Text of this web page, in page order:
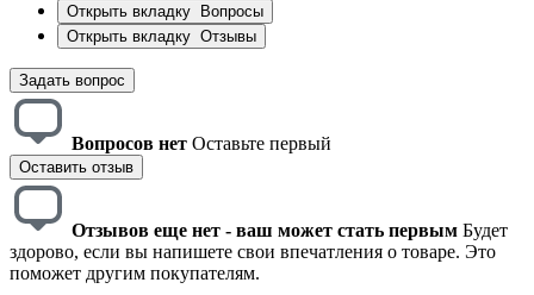
Открыть вкладку Вопросы
Открыть вкладку Отзывы
Задать вопрос
Вопросов нет Оставьте первый
Оставить отзыв
Отзывов еще нет - ваш может стать первым Будет
здорово, если вы напишете свои впечатления о товаре. Это
поможет другим покупателям.